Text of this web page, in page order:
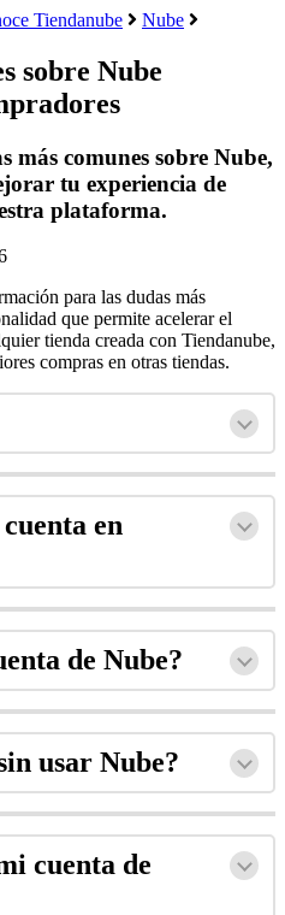
Tiendanube Nube
sobre Nube
más comunes sobre Nube,
tu experiencia de
plataforma.
para las dudas más
que permite acelerar el
tienda creada con Tiendanube,
compras en otras tiendas.
en
de Nube?
usar Nube?
cuenta de